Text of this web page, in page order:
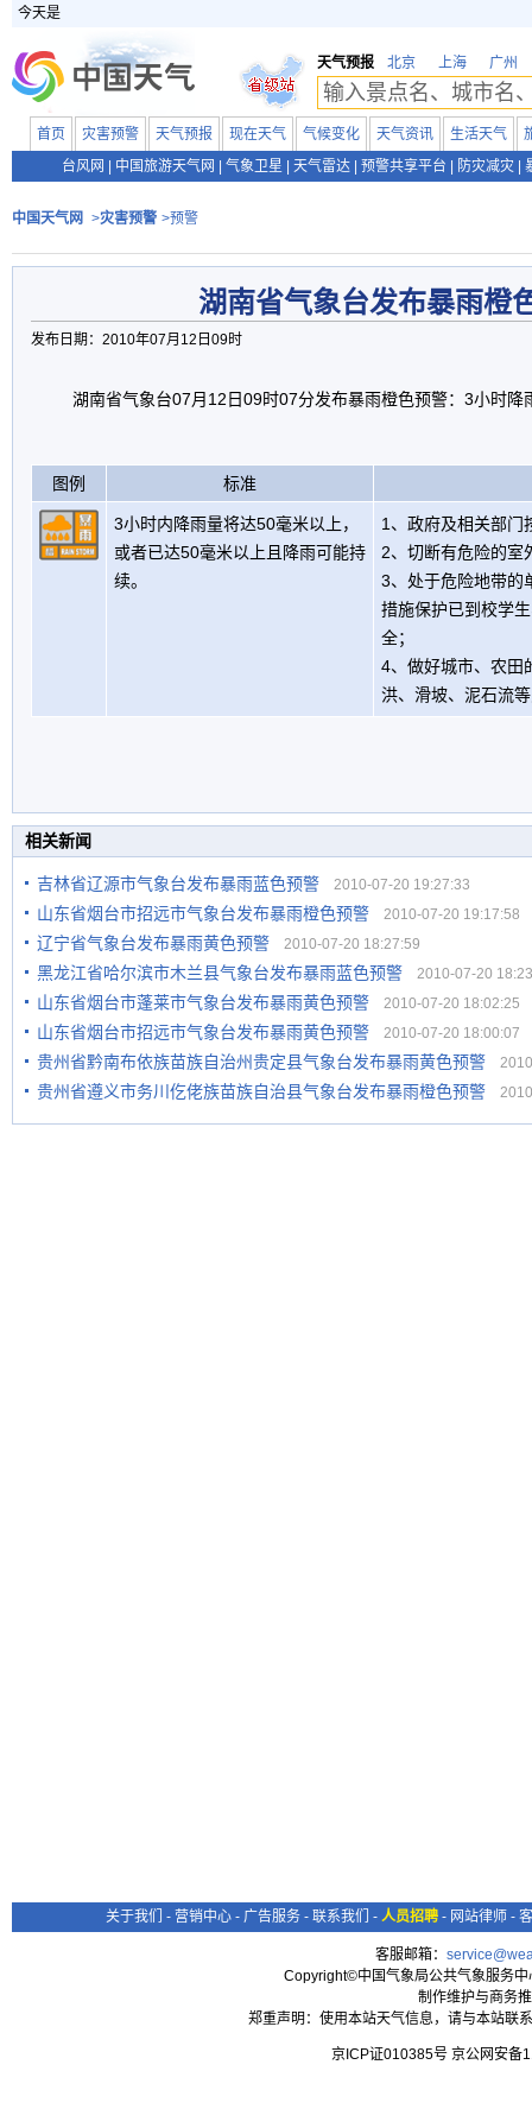
今天是
天气预报 北京 上海 广州
首页 灾害预警 天气预报 现在天气 气候变化 天气资讯 生活天气
台风网
中国旅游天气网 气象卫星 天气雷达 预警共享平台 防灾减灾
中国天气网 >灾害预警 >预警
湖南省气象台发布暴雨橙
发布日期：2010年07月12日09时
湖南省气象台07月12日09时07分发布暴雨橙色预警：3小时降
图例 标准
3小时内降雨量将达50毫米以上，
或者已达50毫米以上且降雨可能持
续。
1、政府及相关部门
2、切断有危险的室
3、处于危险地带的
措施保护已到校学
全；
4、做好城市、农田
洪、滑坡、泥石流
相关新闻
吉林省辽源市气象台发布暴雨蓝色预警 2010-07-20 19:27:33
山东省烟台市招远市气象台发布暴雨橙色预警 2010-07-20 19:17:58
辽宁省气象台发布暴雨黄色预警 2010-07-20 18:27:59
黑龙江省哈尔滨市木兰县气象台发布暴雨蓝色预警 2010-07-20
山东省烟台市蓬莱市气象台发布暴雨黄色预警 2010-07-20 18:02:25
山东省烟台市招远市气象台发布暴雨黄色预警 2010-07-20 18:00:07
贵州省黔南布依族苗族自治州贵定县气象台发布暴雨黄色预警
贵州省遵义市务川仡佬族苗族自治县气象台发布暴雨橙色预警
关于我们 - 营销中心 - 广告服务 - 联系我们 - 人员招聘 - 网站律师 -
客服邮箱：
Copyright©中国气象局公共气象服务
制作维护与商务
郑重声明：使用本站天气信息，请与本站联
京ICP证010385号 京公网安备